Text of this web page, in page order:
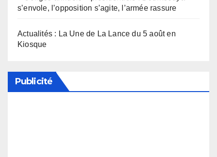
s’envole, l’opposition s’agite, l’armée rassure
Actualités : La Une de La Lance du 5 août en
Kiosque
Publicité